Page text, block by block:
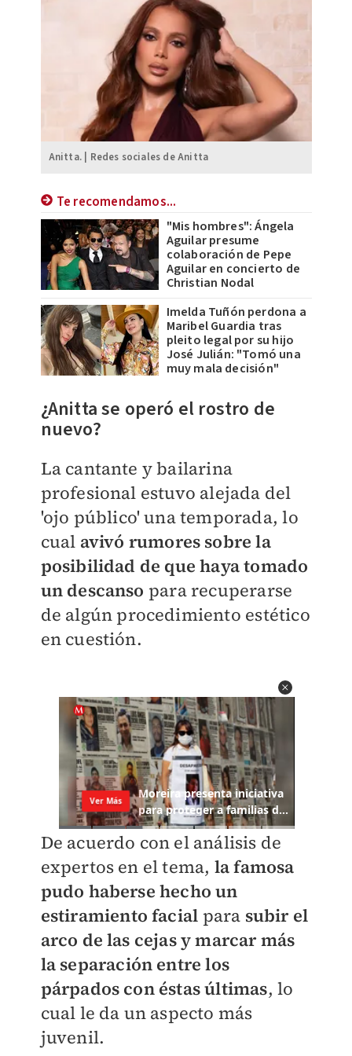
Anitta. | Redes sociales de Anitta
Te recomendamos...
"Mis hombres": Ángela
Aguilar presume
colaboración de Pepe
Aguilar en concierto de
Christian Nodal
Imelda Tuñón perdona a
Maribel Guardia tras
pleito legal por su hijo
José Julián: "Tomó una
muy mala decisión"
¿Anitta se operó el rostro de
nuevo?
La cantante y bailarina
profesional estuvo alejada del
'ojo público' una temporada, lo
cual avivó rumores sobre la
posibilidad de que haya tomado
un descanso para recuperarse
de algún procedimiento estético
en cuestión.
De acuerdo con el análisis de
expertos en el tema, la famosa
pudo haberse hecho un
estiramiento facial para subir el
arco de las cejas y marcar más
la separación entre los
párpados con éstas últimas, lo
cual le da un aspecto más
juvenil.